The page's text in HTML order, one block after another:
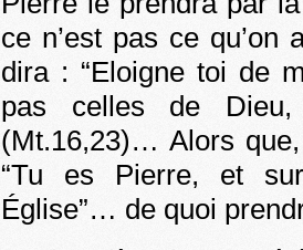
ce n’est pas ce
dira : “Eloigne toi de
pas celles de Dieu,
(Mt.16,23)… Alors
“Tu es Pierre, et
Église”… de quoi